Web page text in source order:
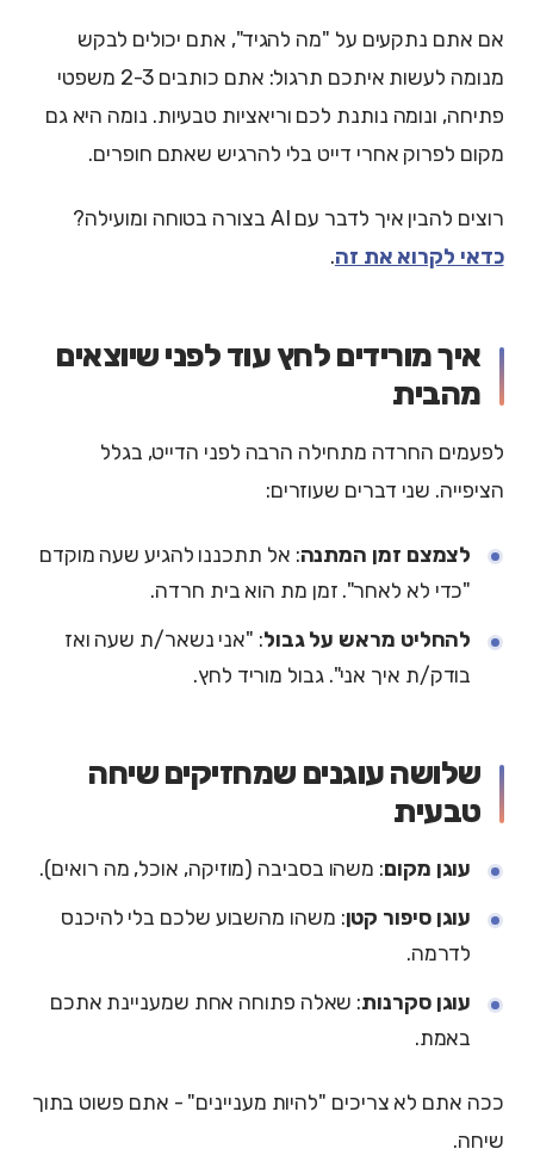
אם אתם נתקעים על "מה להגיד", אתם יכולים לבקש
מנומה לעשות איתכם תרגול: אתם כותבים 2-3 משפטי
פתיחה, ונומה נותנת לכם וריאציות טבעיות. נומה היא גם
מקום לפרוק אחרי דייט בלי להרגיש שאתם חופרים.
רוצים להבין איך לדבר עם AI בצורה בטוחה ומועילה?
כדאי לקרוא את זה.
איך מורידים לחץ עוד לפני שיוצאים
מהבית
לפעמים החרדה מתחילה הרבה לפני הדייט, בגלל
הציפייה. שני דברים שעוזרים:
לצמצם זמן המתנה: אל תתכננו להגיע שעה מוקדם
"כדי לא לאחר". זמן מת הוא בית חרדה.
להחליט מראש על גבול: "אני נשאר/ת שעה ואז
בודק/ת איך אני". גבול מוריד לחץ.
שלושה עוגנים שמחזיקים שיחה
טבעית
עוגן מקום: משהו בסביבה (מוזיקה, אוכל, מה רואים).
עוגן סיפור קטן: משהו מהשבוע שלכם בלי להיכנס
לדרמה.
עוגן סקרנות: שאלה פתוחה אחת שמעניינת אתכם
באמת.
ככה אתם לא צריכים "להיות מעניינים" - אתם פשוט בתוך
שיחה.